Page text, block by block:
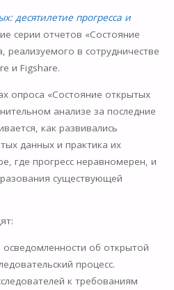
десятилетие прогресса и
серии отчетов «Состояние
реализуемого в сотрудничестве
и Figshare.
опроса «Состояние открытых
анализе за последние
как развивались
данных и практика их
где прогресс неравномерен, и
существующей
об открытой
процесс.
к требованиям